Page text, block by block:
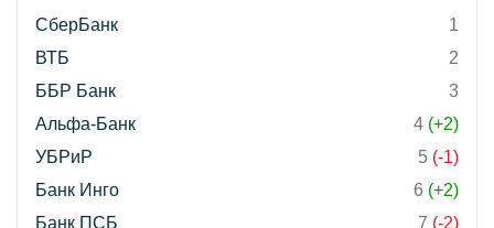
СберБанк
1
ВТБ
2
ББР Банк
3
Альфа-Банк
4 (+2)
УБРиР
5 (-1)
Банк Инго
6 (+2)
Банк ПСБ
7 (-2)